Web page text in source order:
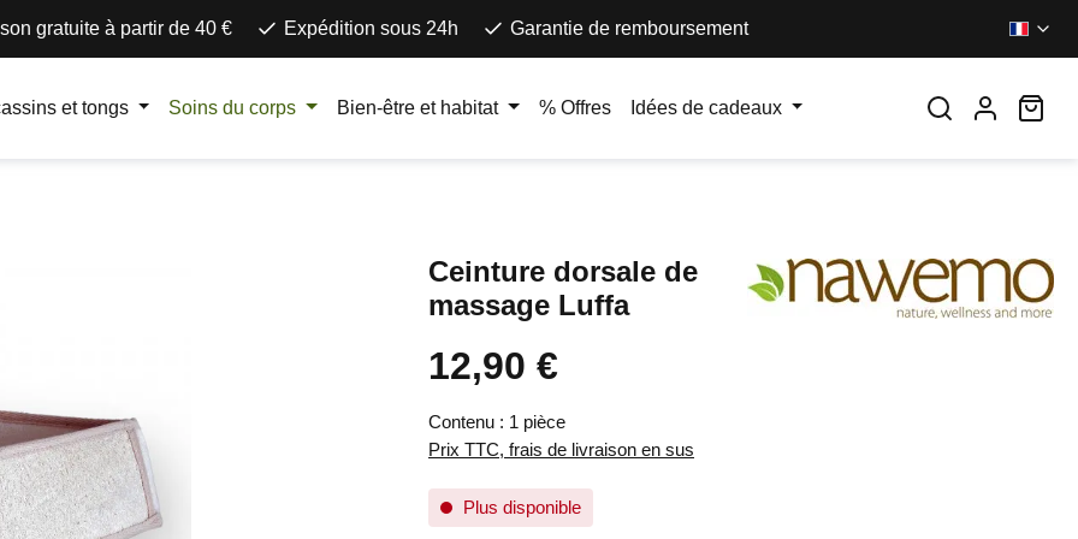
gratuite à partir de 40 € Expédition sous 24h Garantie de remboursement
et tongs Soins du corps Bien-être et habitat % Offres Idées de cadeaux
Ceinture dorsale de
massage Luffa
Prix régulier :
12,90 €
Contenu : 1 pièce
Prix TTC, frais de livraison en sus
Plus disponible